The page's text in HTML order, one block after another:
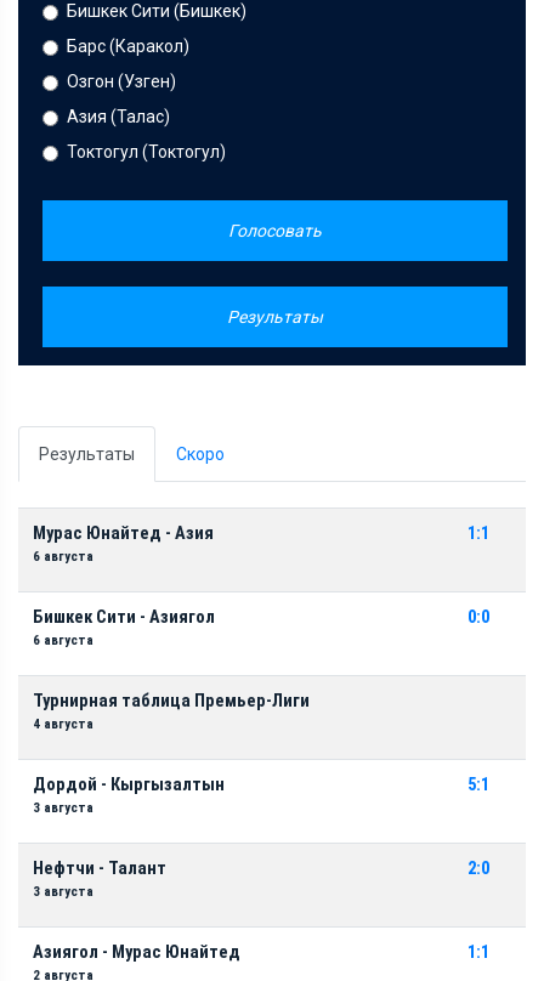
Бишкек Сити (Бишкек)
Барс (Каракол)
Озгон (Узген)
Азия (Талас)
Токтогул (Токтогул)
Голосовать
Результаты
Результаты Скоро
Мурас Юнайтед - Азия
6 августа
1:1
Бишкек Сити - Азиягол
6 августа
0:0
Турнирная таблица Премьер-Лиги
4 августа
Дордой - Кыргызалтын
3 августа
5:1
Нефтчи - Талант
3 августа
2:0
Азиягол - Мурас Юнайтед
2 августа
1:1